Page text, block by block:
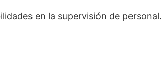
en la supervisión de personal.